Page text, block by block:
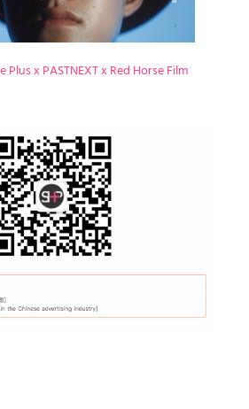
x PASTNEXT x Red Horse Film